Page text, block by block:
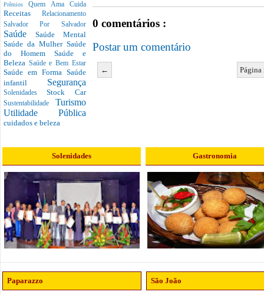
PrêmiosQuem Ama Cuida
Receitas Relacionamento
Salvador Por Salvador
Saúde Saúde Mental
Saúde da Mulher Saúde
do Homem Saúde e
Beleza Saúde e Bem Estar
Saúde em Forma Saúde
infantil Segurança
SolenidadesStock Car
Sustentabilidade Turismo
Utilidade Pública
cuidados e beleza
0 comentários :
Postar um comentário
←
Solenidades Gastronomia
Paparazzo São João